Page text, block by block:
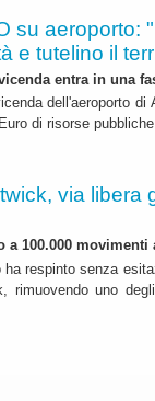
su aeroporto:
e tutelino il
entra in una
dell'aeroporto di
di risorse
via libera
a 100.000
ha respinto senza
rimuovendo uno